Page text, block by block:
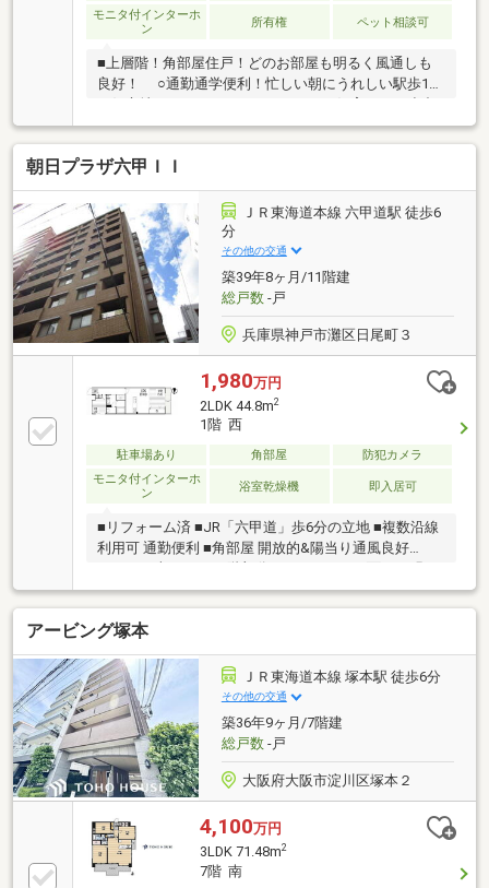
モニタ付インターホ
ン
所有権 ペット相談可
■上層階！角部屋住戸！どのお部屋も明るく風通しも
良好！ ○通勤通学便利！忙しい朝にうれしい駅歩1分
学校や公園が近く、お子様にも嬉しい環境ですよ。
朝日プラザ六甲ＩＩ
ＪＲ東海道本線 六甲道駅 徒歩6
分
その他の交通
築39年8ヶ月/11階建
総戸数-戸
兵庫県神戸市灘区日尾町３
1,980万円
2LDK 44.8m2
1階 西
駐車場あり 角部屋
防犯カメラ
モニタ付インターホ
ン
浴室乾燥機 即入居可
■リフォーム済 ■JR「六甲道」歩6分の立地 ■複数沿線
利用可 通勤便利 ■角部屋 開放的&陽当り通風良好
いリビング
アービング塚本
ＪＲ東海道本線 塚本駅 徒歩6分
その他の交通
築36年9ヶ月/7階建
総戸数-戸
大阪府大阪市淀川区塚本２
4,100万円
3LDK 71.48m2
7階 南